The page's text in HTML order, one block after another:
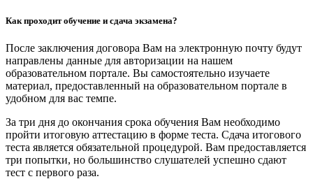
Как проходит обучение и сдача экзамена?
После заключения договора Вам на электронную почту будут
направлены данные для авторизации на нашем
образовательном портале. Вы самостоятельно изучаете
материал, предоставленный на образовательном портале в
удобном для вас темпе.
За три дня до окончания срока обучения Вам необходимо
пройти итоговую аттестацию в форме теста. Сдача итогового
теста является обязательной процедурой. Вам предоставляется
три попытки, но большинство слушателей успешно сдают
тест с первого раза.